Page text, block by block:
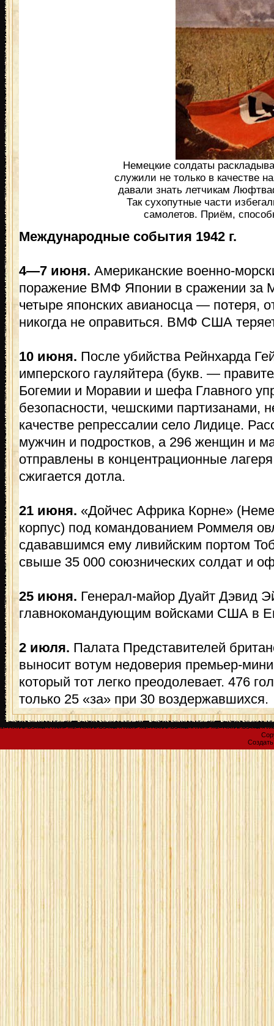
Немецкие солдаты
служили не только в качестве
давали знать летчикам
Так сухопутные части
самолетов. Приём,
Международные события 1942 г.
4—7 июня. Американские военно-
поражение ВМФ Японии в сражении за
четыре японских авианосца — потеря,
никогда не оправиться. ВМФ США
10 июня. После убийства Рейнхарда
имперского гауляйтера (букв. —
Богемии и Моравии и шефа Главного
безопасности, чешскими партизанами,
качестве репрессалии село Лидице.
мужчин и подростков, а 296 женщин и
отправлены в концентрационные
сжигается дотла.
21 июня. «Дойчес Африка Корне»
корпус) под командованием Роммеля
сдававшимся ему ливийским портом
свыше 35 000 союзнических солдат и
25 июня. Генерал-майор Дуайт Дэвид
главнокомандующим войсками США в
2 июля. Палата Представителей
выносит вотум недоверия премьер-
который тот легко преодолевает. 476
только 25 «за» при 30 воздержавшихся.